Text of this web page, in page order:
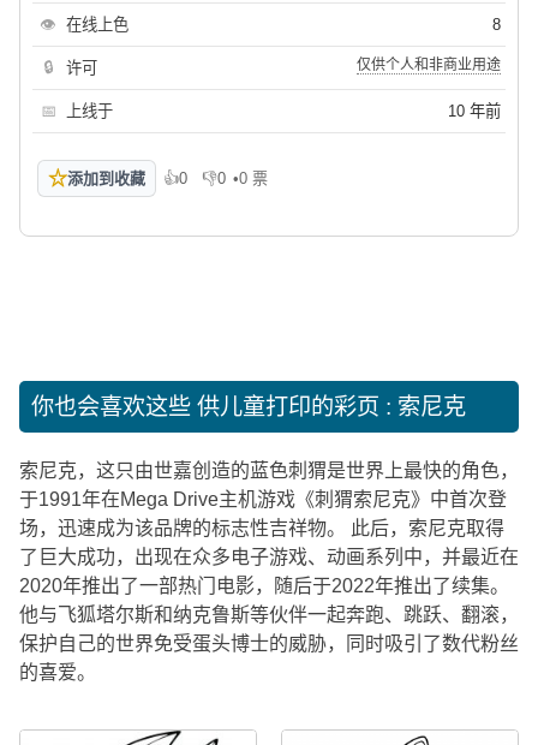
👁 在线上色 8
🔒 许可 仅供个人和非商业用途
📅 上线于 10 年前
☆添加到收藏 👍0
喜欢 👎0
不喜欢
•0 票
你也会喜欢这些 供儿童打印的彩页 : 索尼克
索尼克，这只由世嘉创造的蓝色刺猬是世界上最快的角色，
于1991年在Mega Drive主机游戏《刺猬索尼克》中首次登
场，迅速成为该品牌的标志性吉祥物。 此后，索尼克取得
了巨大成功，出现在众多电子游戏、动画系列中，并最近在
2020年推出了一部热门电影，随后于2022年推出了续集。
他与飞狐塔尔斯和纳克鲁斯等伙伴一起奔跑、跳跃、翻滚，
保护自己的世界免受蛋头博士的威胁，同时吸引了数代粉丝
的喜爱。